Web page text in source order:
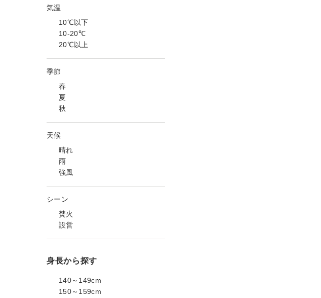
気温
10℃以下
10-20℃
20℃以上
季節
春
夏
秋
天候
晴れ
雨
強風
シーン
焚火
設営
身長から探す
140～149cm
150～159cm